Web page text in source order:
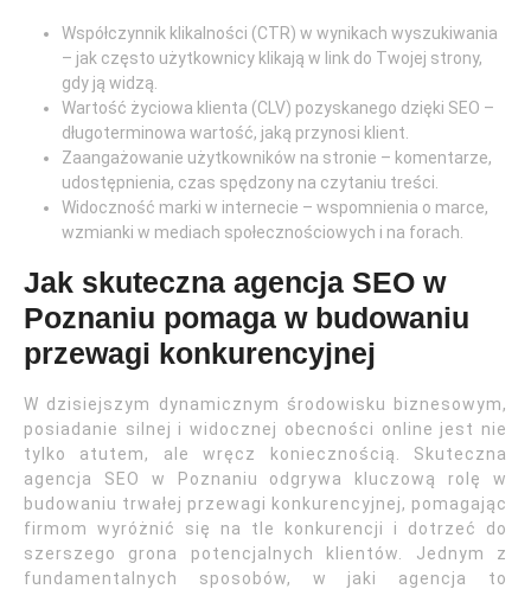
Współczynnik klikalności (CTR) w wynikach wyszukiwania
– jak często użytkownicy klikają w link do Twojej strony,
gdy ją widzą.
Wartość życiowa klienta (CLV) pozyskanego dzięki SEO –
długoterminowa wartość, jaką przynosi klient.
Zaangażowanie użytkowników na stronie – komentarze,
udostępnienia, czas spędzony na czytaniu treści.
Widoczność marki w internecie – wspomnienia o marce,
wzmianki w mediach społecznościowych i na forach.
Jak skuteczna agencja SEO w
Poznaniu pomaga w budowaniu
przewagi konkurencyjnej
W dzisiejszym dynamicznym środowisku biznesowym,
posiadanie silnej i widocznej obecności online jest nie
tylko atutem, ale wręcz koniecznością. Skuteczna
agencja SEO w Poznaniu odgrywa kluczową rolę w
budowaniu trwałej przewagi konkurencyjnej, pomagając
firmom wyróżnić się na tle konkurencji i dotrzeć do
szerszego grona potencjalnych klientów. Jednym z
fundamentalnych sposobów, w jaki agencja to